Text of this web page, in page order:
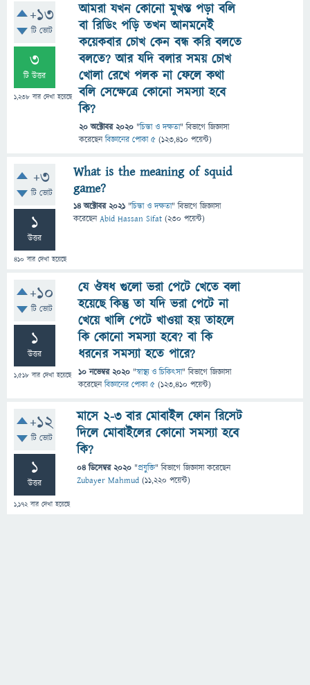
+13
টি ভোট
3
টি উত্তর
1,238 বার দেখা হয়েছে
আমরা যখন কোনো মুখস্ত পড়া বলি
বা রিডিং পড়ি তখন আনমনেই
কয়েকবার চোখ কেন বন্ধ করি বলতে
বলতে? আর যদি বলার সময় চোখ
খোলা রেখে পলক না ফেলে কথা
বলি সেক্ষেত্রে কোনো সমস্যা হবে
কি?
20 অক্টোবর 2020 "চিন্তা ও দক্ষতা" বিভাগে জিজ্ঞাসা
করেছেনবিজ্ঞানের পোকা ৫ (123,410 পয়েন্ট)
+3
টি ভোট
1
উত্তর
410 বার দেখা হয়েছে
What is the meaning of squid
game?
14 অক্টোবর 2021 "চিন্তা ও দক্ষতা" বিভাগে জিজ্ঞাসা
করেছেনAbid Hassan Sifat (230 পয়েন্ট)
+10
টি ভোট
1
উত্তর
1,518 বার দেখা হয়েছে
যে ঔষধ গুলো ভরা পেটে খেতে বলা
হয়েছে কিন্তু তা যদি ভরা পেটে না
খেয়ে খালি পেটে খাওয়া হয় তাহলে
কি কোনো সমস্যা হবে? বা কি
ধরনের সমস্যা হতে পারে?
10 নভেম্বর 2020 "স্বাস্থ্য ও চিকিৎসা" বিভাগে জিজ্ঞাসা
করেছেনবিজ্ঞানের পোকা ৫ (123,410 পয়েন্ট)
+12
টি ভোট
1
উত্তর
1,172বার দেখা হয়েছে
মাসে ২-৩ বার মোবাইল ফোন রিসেট
দিলে মোবাইলের কোনো ‌‌সমস্যা হবে
কি?
04 ডিসেম্বর 2020 "প্রযুক্তি" বিভাগে জিজ্ঞাসাকরেছেন
Zubayer Mahmud (11,220 পয়েন্ট)